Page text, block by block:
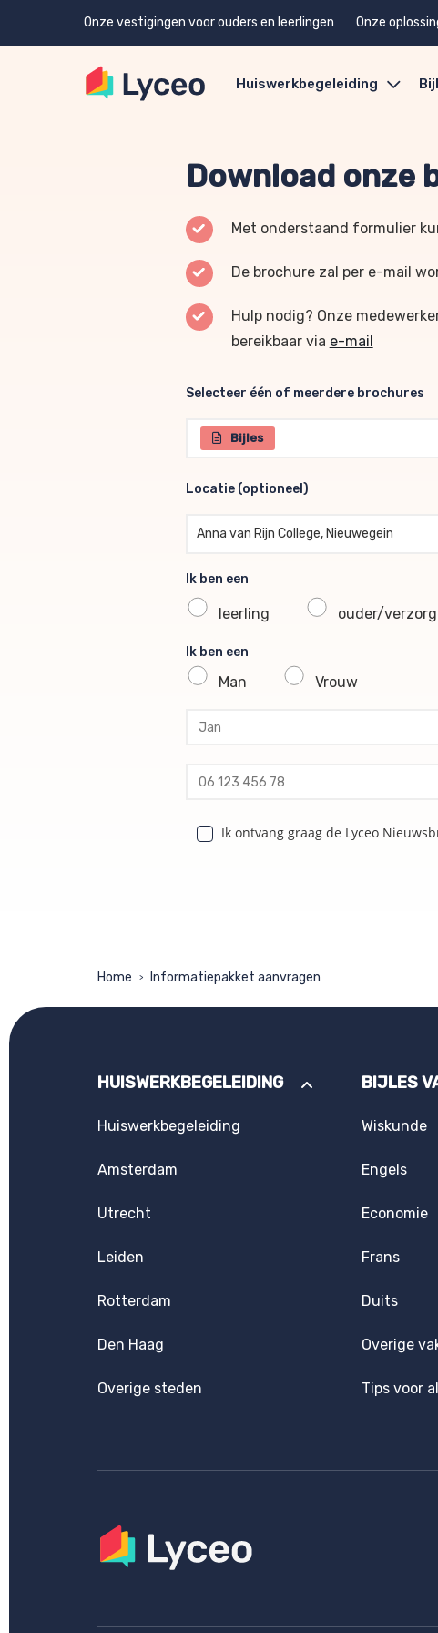
Onze vestigingen voor ouders en leerlingen Onze
Huiswerkbegeleiding
Download onze
Met onderstaand formulier
De brochure zal per e-mail
Hulp nodig? Onze
bereikbaar via e-mail
Selecteer één of meerdere brochures
Selecteer één of meerdere
Bijles
Locatie (optioneel)
Locatie (optioneel)
Anna van Rijn College, Nieuwegein
Ik ben een
leerling ouder/
Ik ben een
Man Vrouw
profile voornaam
profile tussenvoegsel
profile achternaam
profile telefoon
profile email
Ik ontvang graag de Lyceo
Home > Informatiepakket aanvragen
HUISWERKBEGELEIDING
Huiswerkbegeleiding
Amsterdam
Utrecht
Leiden
Rotterdam
Den Haag
Overige steden
BIJLES
Wiskunde
Engels
Economie
Frans
Duits
Overige
Tips voor